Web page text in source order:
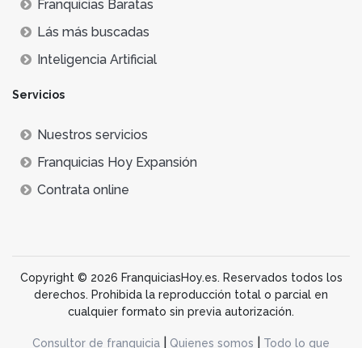
Franquicias Baratas
Lás más buscadas
Inteligencia Artificial
Servicios
Nuestros servicios
Franquicias Hoy Expansión
Contrata online
Copyright © 2026 FranquiciasHoy.es. Reservados todos los
derechos. Prohibida la reproducción total o parcial en
cualquier formato sin previa autorización.
Consultor de franquicia Quienes somos Todo lo que